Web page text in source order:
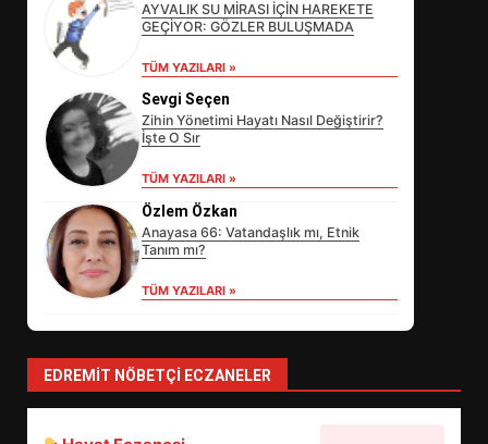
AYVALIK SU MİRASI İÇİN HAREKETE
GEÇİYOR: GÖZLER BULUŞMADA
TÜM YAZILARI »
Sevgi Seçen
Zihin Yönetimi Hayatı Nasıl Değiştirir?
İşte O Sır
TÜM YAZILARI »
Özlem Özkan
Anayasa 66: Vatandaşlık mı, Etnik
Tanım mı?
TÜM YAZILARI »
EDREMIT NÖBETÇI ECZANELER
3
EİB’DE KRİTİK ATAMA:
SÜRDÜRÜLEBİLİRLİKTE NE
DEĞİŞECEK?
4